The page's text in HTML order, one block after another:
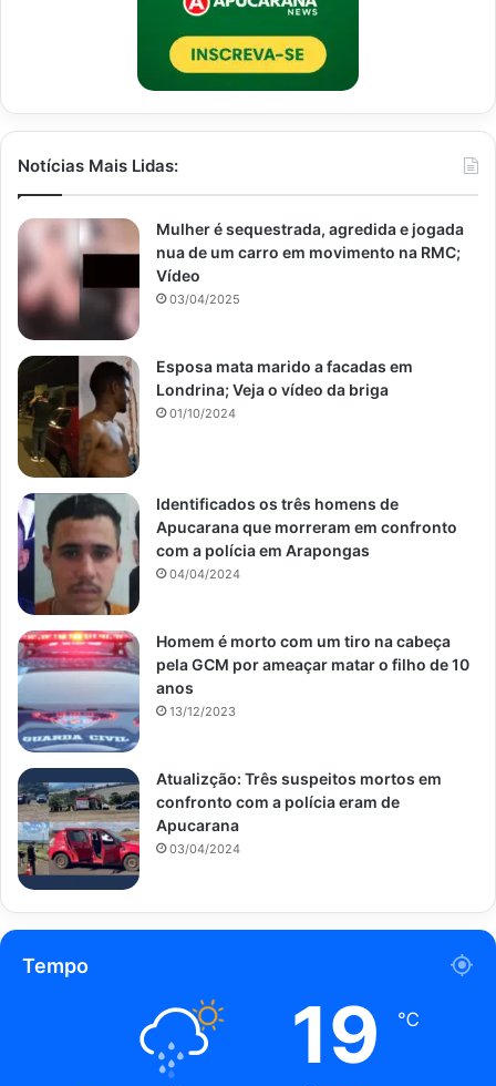
Notícias Mais Lidas:
Mulher é sequestrada, agredida e jogada
nua de um carro em movimento na RMC;
Vídeo
03/04/2025
Esposa mata marido a facadas em
Londrina; Veja o vídeo da briga
01/10/2024
Identificados os três homens de
Apucarana que morreram em confronto
com a polícia em Arapongas
04/04/2024
Homem é morto com um tiro na cabeça
pela GCM por ameaçar matar o filho de 10
anos
13/12/2023
Atualizção: Três suspeitos mortos em
confronto com a polícia eram de
Apucarana
03/04/2024
Tempo
19 ℃